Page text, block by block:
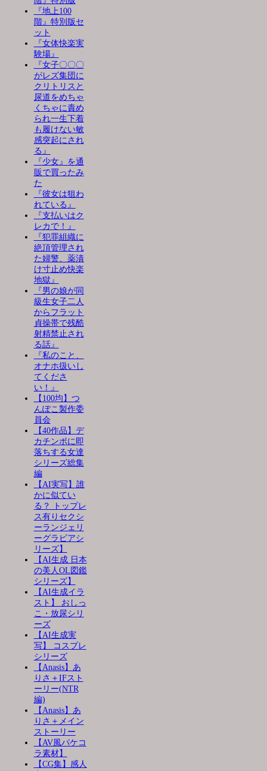
『地上100
階』特別版セ
ット
『女体快楽実
験場』
『女子〇〇〇
がレズ集団に
クリトリスと
尿道をめちゃ
くちゃに責め
られ一生下着
も履けない敏
感突起にされ
る』
『少女』を通
販で買ったみ
た
『彼女は狙わ
れている』
『支払いはク
レカで！』
『犯罪組織に
絶頂管理され
た婦警、薬漬
け寸止め快楽
地獄』
『男の娘が同
級生女子二人
からフラット
貞操帯で残酷
射精禁止され
る話』
『私のこと、
オナホ扱いし
てくださ
い！』
【100均】つ
んぽこ製作委
員会
【40作品】デ
カチンポに即
落ちする女達
シリーズ総集
編
【AI実写】誰
かに似てい
る？ トップレ
ス有りセクシ
ーランジェリ
ーグラビアシ
リーズ】
【AI生成 日本
の美人OL図鑑
シリーズ】
【AI生成イラ
スト】 おしっ
こ・放尿シリ
ーズ
【AI生成実
写】 コスプレ
シリーズ
【Anasis】あ
りさ＋IFスト
ーリー(NTR
編)
【Anasis】あ
りさ＋メイン
ストーリー
【AV風パケコ
ラ素材】
【CG集】感人